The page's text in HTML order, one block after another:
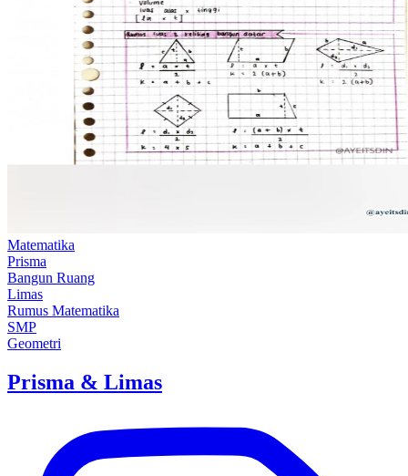
Matematika
Prisma
Bangun Ruang
Limas
Rumus Matematika
SMP
Geometri
Prisma & Limas